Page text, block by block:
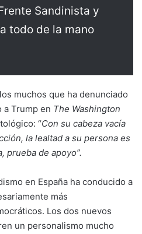
Sandinista y
todo de la mano
muchos que ha denunciado
a Trump en The Washington
“Con su cabeza vacía
la lealtad a su persona es
prueba de apoyo”.
en España ha conducido a
más
Los dos nuevos
un personalismo mucho